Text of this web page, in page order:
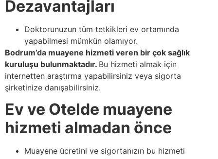
Dezavantajları
Doktorunuzun tüm tetkikleri ev ortamında
yapabilmesi mümkün olamıyor.
Bodrum’da muayene hizmeti veren bir çok sağlık
kuruluşu bulunmaktadır. Bu hizmeti almak için
internetten araştırma yapabilirsiniz veya sigorta
şirketinize danışabilirsiniz.
Ev ve Otelde muayene
hizmeti almadan önce
Muayene ücretini ve sigortanızın bu hizmeti